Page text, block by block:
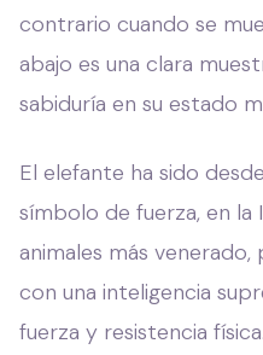
contrario cuando se
abajo es una clara
sabiduría en su estado
El elefante ha sido
símbolo de fuerza, en la
animales más
con una inteligencia
fuerza y resistencia